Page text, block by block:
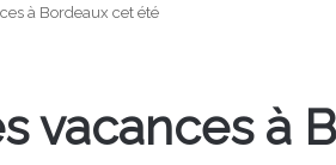
à Bordeaux cet été
vacances à